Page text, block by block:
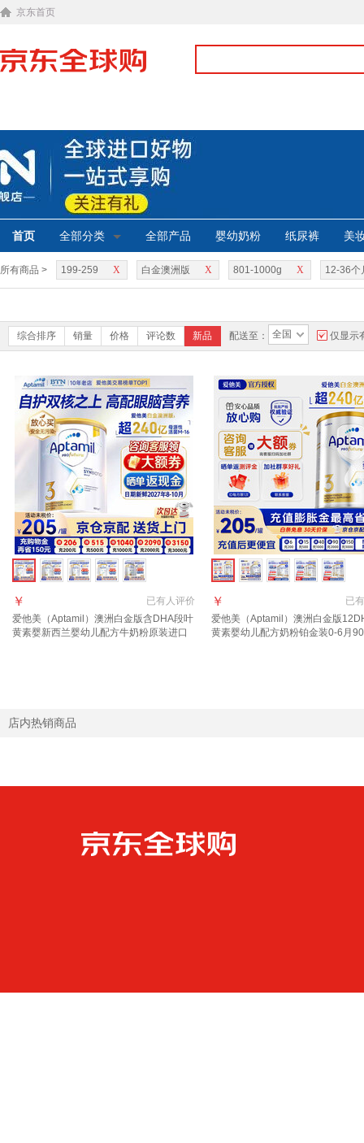
京东首页
首页 全部分类 全部产品 婴幼奶粉 纸尿裤 美
所有商品 > X
199-259 X
白金澳洲版 X
801-1000g 12-36个
综合排序 销量 价格 评论数 新品 配送至： 全国 仅显示
已有人评价
￥
爱他美（Aptamil）澳洲白金版含DHA段叶
黄素婴新西兰婴幼儿配方牛奶粉原装进口
已有
￥
爱他美（Aptamil）澳洲白金版
黄素婴幼儿配方奶粉铂金装0-6月
店内热销商品